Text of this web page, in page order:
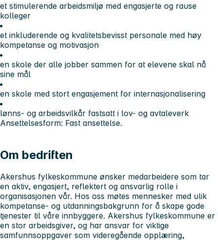
et stimulerende arbeidsmiljø med engasjerte og rause
kolleger
et inkluderende og kvalitetsbevisst personale med høy
kompetanse og motivasjon
en skole der alle jobber sammen for at elevene skal nå
sine mål
en skole med stort engasjement for internasjonalisering
lønns- og arbeidsvilkår fastsatt i lov- og avtaleverk
Ansettelsesform: Fast ansettelse.
Om bedriften
Akershus fylkeskommune ønsker medarbeidere som tar
en aktiv, engasjert, reflektert og ansvarlig rolle i
organisasjonen vår. Hos oss møtes mennesker med ulik
kompetanse- og utdanningsbakgrunn for å skape gode
tjenester til våre innbyggere. Akershus fylkeskommune er
en stor arbeidsgiver, og har ansvar for viktige
samfunnsoppgaver som videregående opplæring,